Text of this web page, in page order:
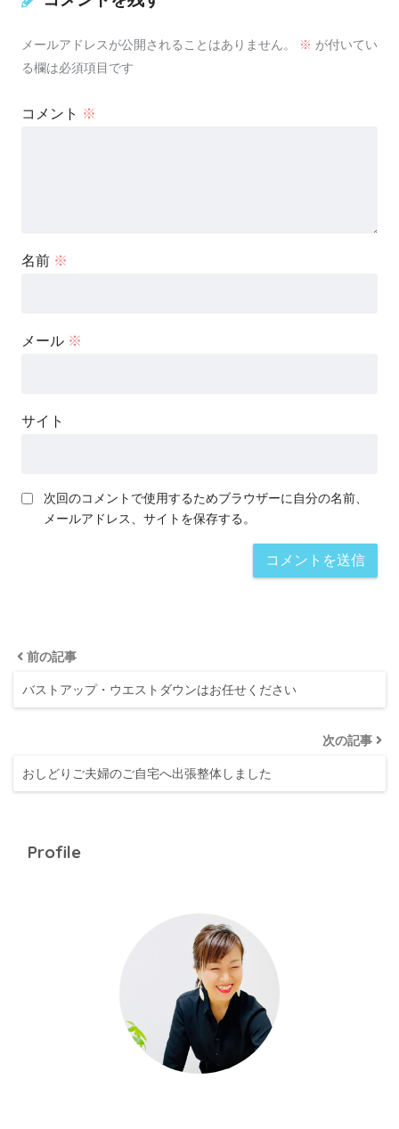
メールアドレスが公開されることはありません。 ※ が付いてい
る欄は必須項目です
コメント ※
名前 ※
メール ※
サイト
次回のコメントで使用するためブラウザーに自分の名前、
メールアドレス、サイトを保存する。
前の記事
バストアップ・ウエストダウンはお任せください
次の記事
おしどりご夫婦のご自宅へ出張整体しました
Profile